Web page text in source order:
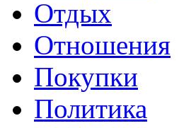
Отдых
Отношения
Покупки
Политика